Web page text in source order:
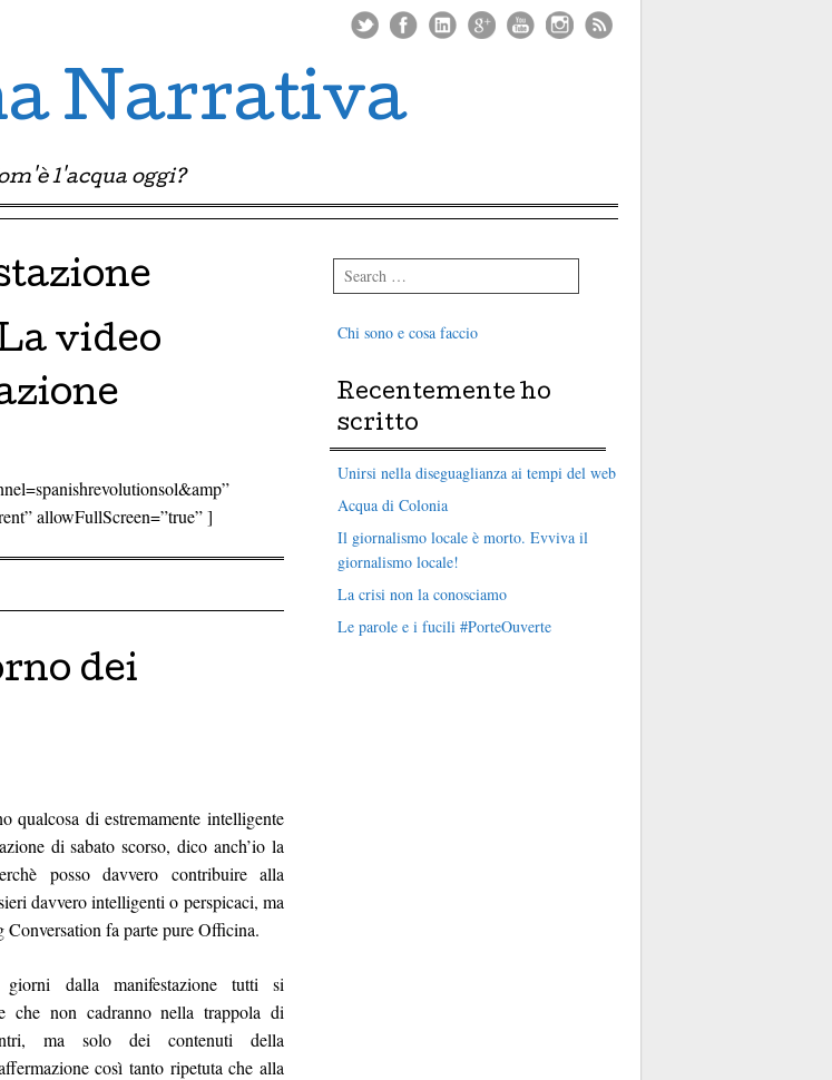
Narrativa
l'acqua oggi?
video
allowFullScreen=”true” ]
dei
qualcosa di estremamente intelligente
di sabato scorso, dico anch’io la
posso davvero contribuire alla
davvero intelligenti o perspicaci, ma
Conversation fa parte pure Officina.
dalla manifestazione tutti si
che non cadranno nella trappola di
ma solo dei contenuti della
così tanto ripetuta che alla
Search
Chi sono e cosa faccio
Recentemente ho
scritto
Unirsi nella diseguaglianza ai tempi del web
Acqua di Colonia
Il giornalismo locale è morto. Evviva il
giornalismo locale!
La crisi non la conosciamo
Le parole e i fucili #PorteOuverte